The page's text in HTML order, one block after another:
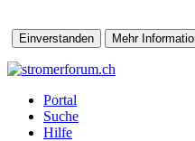
Portal
Suche
Hilfe